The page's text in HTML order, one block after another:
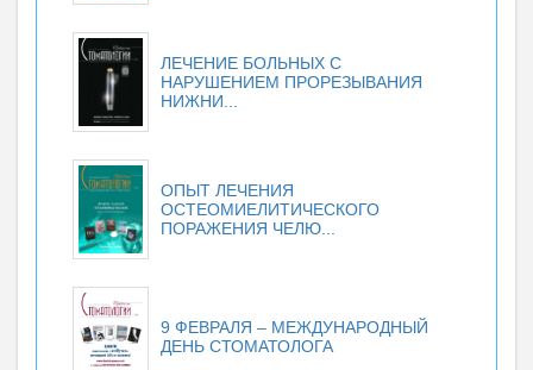
ЛЕЧЕНИЕ БОЛЬНЫХ С
НАРУШЕНИЕМ ПРОРЕЗЫВАНИЯ
НИЖНИ...
ОПЫТ ЛЕЧЕНИЯ
ОСТЕОМИЕЛИТИЧЕСКОГО
ПОРАЖЕНИЯ ЧЕЛЮ...
9 ФЕВРАЛЯ – МЕЖДУНАРОДНЫЙ
ДЕНЬ СТОМАТОЛОГА